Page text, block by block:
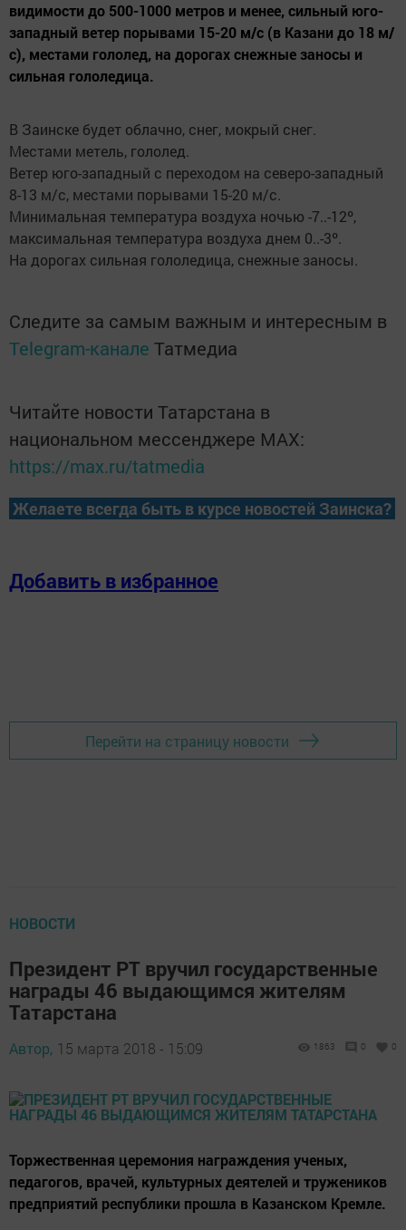
видимости до 500-1000 метров и менее, сильный юго-
западный ветер порывами 15-20 м/с (в Казани до 18 м/
с), местами гололед, на дорогах снежные заносы и
сильная гололедица.
В Заинске будет облачно, снег, мокрый снег.
Местами метель, гололед.
Ветер юго-западный с переходом на северо-западный
8-13 м/с, местами порывами 15-20 м/с.
Минимальная температура воздуха ночью -7..-12º,
максимальная температура воздуха днем 0..-3º.
На дорогах сильная гололедица, снежные заносы.
Следите за самым важным и интересным в
Telegram-канале Татмедиа
Читайте новости Татарстана в
национальном мессенджере MАХ:
https://max.ru/tatmedia
Желаете всегда быть в курсе новостей Заинска?
Добавить в избранное
Перейти на страницу новости
НОВОСТИ
Президент РТ вручил государственные
награды 46 выдающимся жителям
Татарстана
Автор, 15 марта 2018 - 15:09 1863 0 0
Торжественная церемония награждения ученых,
педагогов, врачей, культурных деятелей и тружеников
предприятий республики прошла в Казанском Кремле.